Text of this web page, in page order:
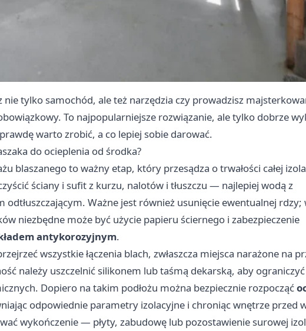
nie tylko samochód, ale też narzędzia czy prowadzisz
To najpopularniejsze rozwiązanie, ale tylko dobrze
warto zrobić, a co lepiej sobie darować.
do ocieplenia od środka?
blaszanego to ważny etap, który przesądza o trwałości całej
ściany i sufit z kurzu, nalotów i tłuszczu — najlepiej wodą z
Ważne jest również usunięcie ewentualnej rdzy;
niezbędne może być użycie papieru ściernego i zabezpieczenie
antykorozyjnym.
wszystkie łączenia blach, zwłaszcza miejsca narażone na
należy uszczelnić silikonem lub taśmą dekarską, aby
Dopiero na takim podłożu można bezpiecznie rozpocząć
odpowiednie parametry izolacyjne i chroniąc wnętrze przed
wykończenie — płyty, zabudowę lub pozostawienie surowej